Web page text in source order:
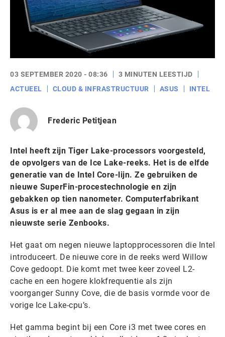
03 SEPTEMBER 2020 - 08:36
3 MINUTEN LEESTIJD
ACTUEEL
CLOUD & INFRASTRUCTUUR ASUS INTEL
Frederic Petitjean
Intel heeft zijn Tiger Lake-processors voorgesteld,
de opvolgers van de Ice Lake-reeks. Het is de elfde
generatie van de Intel Core-lijn. Ze gebruiken de
nieuwe SuperFin-procestechnologie en zijn
gebakken op tien nanometer. Computerfabrikant
Asus is er al mee aan de slag gegaan in zijn
nieuwste serie Zenbooks.
Het gaat om negen nieuwe laptopprocessoren die Intel
introduceert. De nieuwe core in de reeks werd Willow
Cove gedoopt. Die komt met twee keer zoveel L2-
cache en een hogere klokfrequentie als zijn
voorganger Sunny Cove, die de basis vormde voor de
vorige Ice Lake-cpu’s.
Het gamma begint bij een Core i3 met twee cores en